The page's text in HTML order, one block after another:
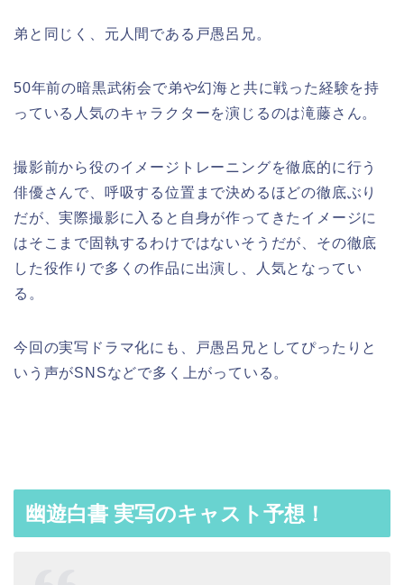
弟と同じく、元人間である戸愚呂兄。
50年前の暗黒武術会で弟や幻海と共に戦った経験を持
っている人気のキャラクターを演じるのは滝藤さん。
撮影前から役のイメージトレーニングを徹底的に行う
俳優さんで、呼吸する位置まで決めるほどの徹底ぶり
だが、実際撮影に入ると自身が作ってきたイメージに
はそこまで固執するわけではないそうだが、その徹底
した役作りで多くの作品に出演し、人気となってい
る。
今回の実写ドラマ化にも、戸愚呂兄としてぴったりと
いう声がSNSなどで多く上がっている。
幽遊白書 実写のキャスト予想！